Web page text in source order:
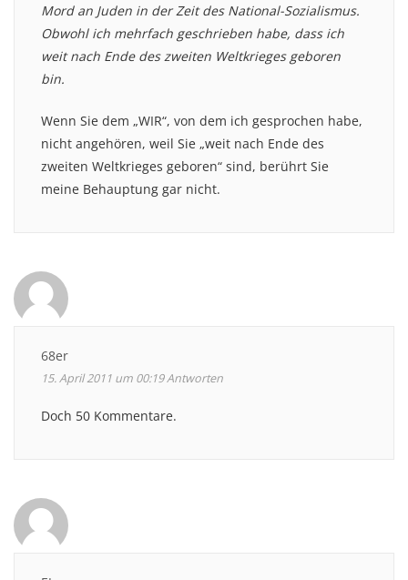
Mord an Juden in der Zeit des National-Sozialismus.
Obwohl ich mehrfach geschrieben habe, dass ich
weit nach Ende des zweiten Weltkrieges geboren
bin.
Wenn Sie dem „WIR“, von dem ich gesprochen habe,
nicht angehören, weil Sie „weit nach Ende des
zweiten Weltkrieges geboren“ sind, berührt Sie
meine Behauptung gar nicht.
68er
15. April 2011 um 00:19Antworten
Doch 50 Kommentare.